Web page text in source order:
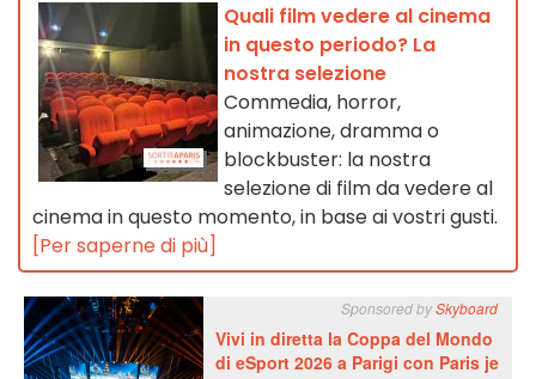
Quali film vedere al cinema
in questo periodo? La
nostra selezione
Commedia, horror,
animazione, dramma o
blockbuster: la nostra
selezione di film da vedere al
cinema in questo momento, in base ai vostri gusti.
[Per saperne di più]